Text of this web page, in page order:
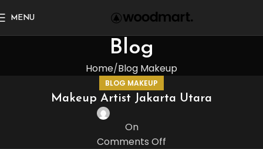
MENU
Blog
Home Blog Makeup
BLOG MAKEUP
Makeup Artist Jakarta Utara
On
Comments Off